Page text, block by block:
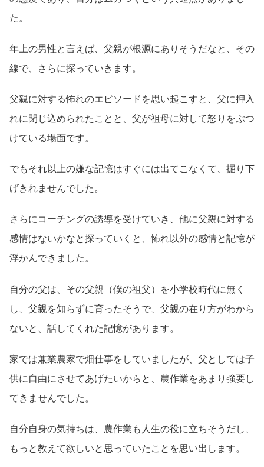
た。
年上の男性と言えば、父親が根源にありそうだなと、その
線で、さらに探っていきます。
父親に対する怖れのエピソードを思い起こすと、父に押入
れに閉じ込められたことと、父が祖母に対して怒りをぶつ
けている場面です。
でもそれ以上の嫌な記憶はすぐには出てこなくて、掘り下
げきれませんでした。
さらにコーチングの誘導を受けていき、他に父親に対する
感情はないかなと探っていくと、怖れ以外の感情と記憶が
浮かんできました。
自分の父は、その父親（僕の祖父）を小学校時代に無く
し、父親を知らずに育ったそうで、父親の在り方がわから
ないと、話してくれた記憶があります。
家では兼業農家で畑仕事をしていましたが、父としては子
供に自由にさせてあげたいからと、農作業をあまり強要し
てきませんでした。
自分自身の気持ちは、農作業も人生の役に立ちそうだし、
もっと教えて欲しいと思っていたことを思い出します。